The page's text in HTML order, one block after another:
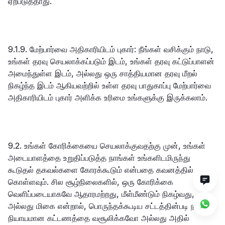
9.1.9. மேற்பார்வை அதிகாரியிடம் புகார்: நீங்கள் வசிக்கும் நாடு,
உங்கள் தரவு செயலாக்கப்படும் இடம், உங்கள் தரவு கட்டுப்பாளன்
அமைந்துள்ள இடம், அல்லது ஒரு சாத்தியமான தரவு மீறல்
நிகழ்ந்த இடம் ஆகியவற்றில் உள்ள தரவு பாதுகாப்பு மேற்பார்வை
அதிகாரியிடம் புகார் அளிக்க உரிமை உங்களுக்கு இருக்கலாம்.
9.2. உங்கள் கோரிக்கையை செயலாக்குவதற்கு முன், உங்கள்
அடையாளத்தை உறுதிப்படுத்த நாங்கள் உங்களிடமிருந்து
கூடுதல் தகவல்களை கோரக்கூடும் என்பதை கவனத்தில்
கொள்ளவும். சில சூழ்நிலைகளில், ஒரு கோரிக்கை
வெளிப்படையாகவே ஆதாரமற்றது, மீள்மீண்டும் நிகழ்வது,
அல்லது மிகை என்றால், பொருந்தக்கூடிய சட்டத்தின்படி நாங்கள்
நியாயமான கட்டணத்தை வசூலிக்கவோ அல்லது அதில்